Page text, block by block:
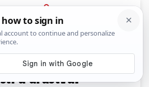
PRIJAVA
Native sadržaj Komentari
Z
razgovore o
tišina drži
u društvu!'